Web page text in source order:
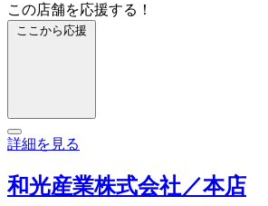
この店舗を応援する！
ここから応援
詳細を見る
和光産業株式会社／本店